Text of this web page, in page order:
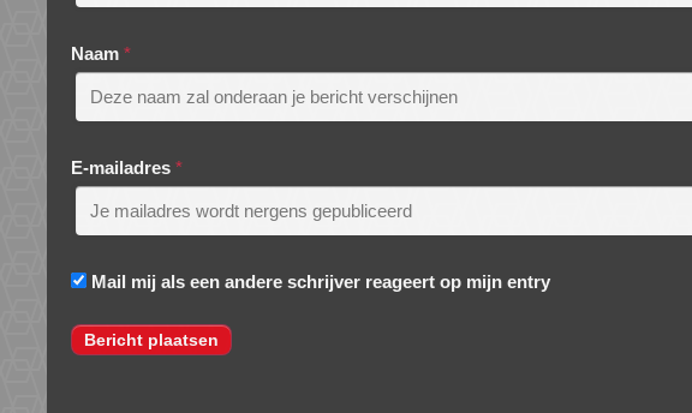
Naam *
E-mailadres *
Mail mij als een andere schrijver reageert op mijn entry